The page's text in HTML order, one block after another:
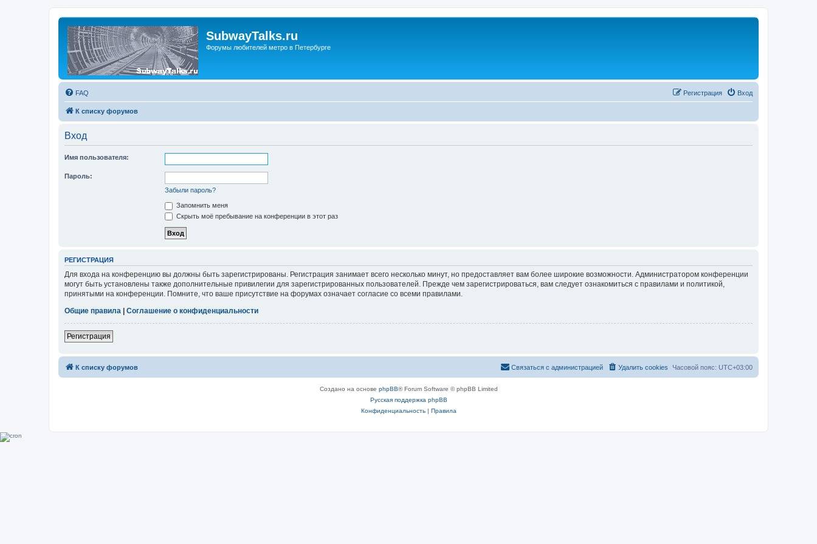
SubwayTalks.ru
Форумы любителей метро в Петербурге
FAQ Вход
Регистрация
К списку форумов
Вход
Имя пользователя:
Пароль:
Забыли пароль?
Запомнить меня
Скрыть моё пребывание на конференции в этот раз
РЕГИСТРАЦИЯ
Для входа на конференцию вы должны быть зарегистрированы. Регистрация занимает всего несколько минут, но предоставляет вам более широкие возможности. Администратором конференции
могут быть установлены также дополнительные привилегии для зарегистрированных пользователей. Прежде чем зарегистрироваться, вам следует ознакомиться с правилами и политикой,
принятыми на конференции. Помните, что ваше присутствие на форумах означает согласие со всеми правилами.
Общие правила | Соглашение о конфиденциальности
Регистрация
К списку форумов Часовой пояс: UTC+03:00
Удалить cookies
Связаться с администрацией
Создано на основе phpBB® Forum Software © phpBB Limited
Русская поддержка phpBB
Конфиденциальность| Правила